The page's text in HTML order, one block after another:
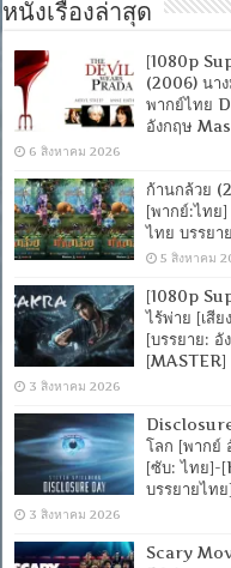
หนังเรื่องล่าสุด
[1080p
(2006) นา
พากย์ไทย
อังกฤษ
6 สิงหาคม 2026
ก้านกล้วย
[พากย์:ไทย
ไทย บรรย
5 สิงหาคม
[1080p
ไร้พ่าย [เสี
[บรรยาย:
[MASTER]
3 สิงหาคม 2026
โลก [พากย์
[ซับ: ไทย]-
บรรยายไท
3 สิงหาคม 2026
Scary